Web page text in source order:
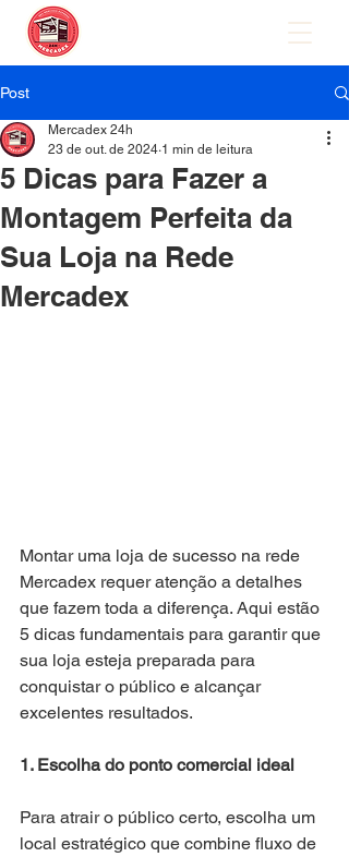
Post
5 Dicas para Fazer a
Montagem Perfeita da
Sua Loja na Rede
Mercadex
Mercadex 24h
23 de out. de 2024 1 min de leitura
Montar uma loja de sucesso na rede
Mercadex requer atenção a detalhes
que fazem toda a diferença. Aqui estão
5 dicas fundamentais para garantir que
sua loja esteja preparada para
conquistar o público e alcançar
excelentes resultados.
1. Escolha do ponto comercial ideal
Para atrair o público certo, escolha um
local estratégico que combine fluxo de